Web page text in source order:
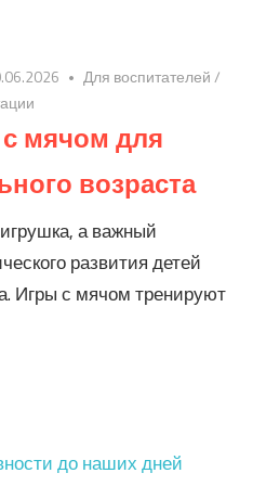
Для воспитателей/
с мячом для
возраста
а важный
развития детей
Игры с мячом тренируют